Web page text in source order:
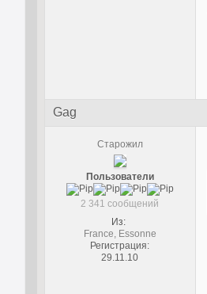
Gag
Старожил
Пользователи
2 341 сообщений
Из:
France, Essonne
Регистрация:
29.11.10